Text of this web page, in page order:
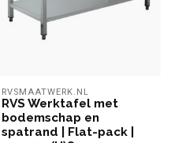
RVSMAATWERK.NL
RVS Werktafel met
bodemschap en
spatrand | Flat-pack |